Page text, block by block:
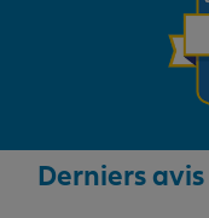
Garantie des
Assurance
Derniers